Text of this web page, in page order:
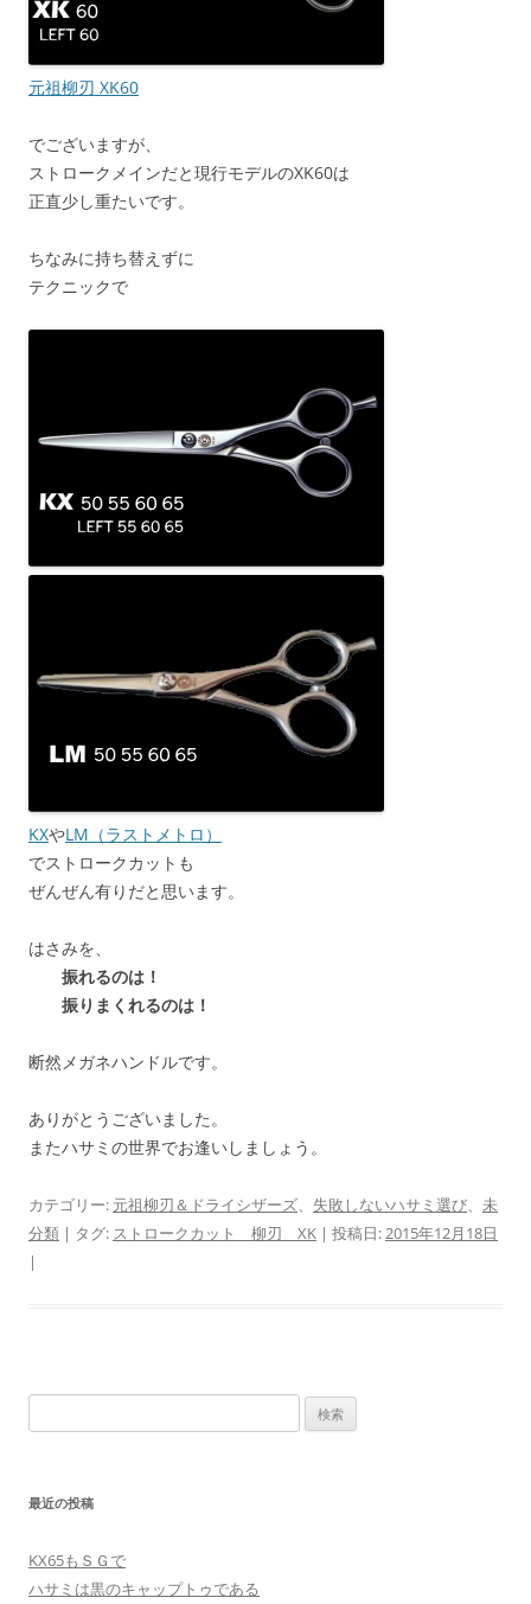
元祖柳刃 XK60
でございますが、
ストロークメインだと現行モデルのXK60は
正直少し重たいです。
ちなみに持ち替えずに
テクニックで
KXやLM（ラストメトロ）
でストロークカットも
ぜんぜん有りだと思います。
はさみを、
振れるのは！
振りまくれるのは！
断然メガネハンドルです。
ありがとうございました。
またハサミの世界でお逢いしましょう。
カテゴリー: 元祖柳刃＆ドライシザーズ、 失敗しないハサミ選び、 未
分類 | タグ: ストロークカット 柳刃 XK | 投稿日:2015年12月18日
|
索:
最近の投稿
KX65もＳＧで
ハサミは黒のキャップトゥである